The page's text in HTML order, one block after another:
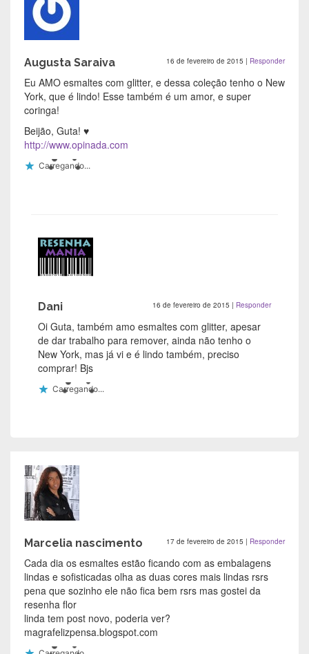
Augusta Saraiva 16 de fevereiro de 2015 | Responder
Eu AMO esmaltes com glitter, e dessa coleção tenho o New
York, que é lindo! Esse também é um amor, e super
coringa!
Beijão, Guta! ♥
http://www.opinada.com
Carregando...
Dani 16 de fevereiro de 2015 | Responder
Oi Guta, também amo esmaltes com glitter, apesar
de dar trabalho para remover, ainda não tenho o
New York, mas já vi e é lindo também, preciso
comprar! Bjs
Carregando...
Marcelia nascimento 17 de fevereiro de 2015 | Responder
Cada dia os esmaltes estão ficando com as embalagens
lindas e sofisticadas olha as duas cores mais lindas rsrs
pena que sozinho ele não fica bem rsrs mas gostei da
resenha flor
linda tem post novo, poderia ver?
magrafelizpensa.blogspot.com